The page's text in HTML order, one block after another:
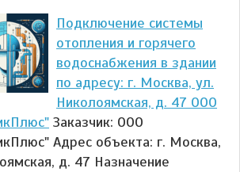
Подключение системы
отопления и горячего
водоснабжения в здании
по адресу: г. Москва, ул.
Николоямская, д. 47 ООО
Заказчик: ООО
Адрес объекта: г. Москва,
д. 47 Назначение